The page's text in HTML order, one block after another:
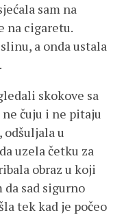
sam na
na cigaretu.
a onda ustala
skokove sa
ne čuju i ne pitaju
odšuljala u
uzela četku za
obraz u koji
sad sigurno
tek kad je počeo